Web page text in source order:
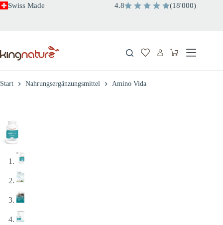
ZumSwiss Made 4.8 (18'000)
Warenkorb
Start Nahrungsergänzungsmittel Amino Vida